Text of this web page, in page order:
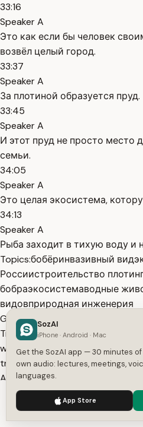
33:16
Speaker A
Это как если бы человек
возвёл целый город.
33:37
Speaker A
За плотиной образуется пруд.
33:45
Speaker A
И этот пруд не просто место
семьи.
34:05
Speaker A
Это целая экосистема,
34:13
Speaker A
Рыба заходит в тихую воду и
Topics:бобёринвазивный вид
Россиистроительство плотин
бобраэкосистемаводные
видовприродная инженерия
Get More with the SozAI App
Transcribe recordings, audio
with AI summaries, speaker
transcriptions.
App StoreGoogle Play
Or transcribe another YouTube
Free tools:
TXT to SRT SRT
to Text·All tools
We use cookies to enhance your experience.
SozAI
iPhone · Android · Mac
Get the SozAI app — 30 minutes
own audio: lectures, meetings,
languages.
App Store